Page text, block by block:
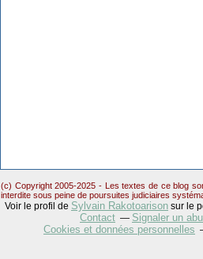
(c) Copyright 2005-2025 - Les textes de ce blog
interdite sous peine de poursuites judiciaires
Voir le profil de Sylvain Rakotoarison sur le
Contact
Signaler un
Cookies et données personnelles